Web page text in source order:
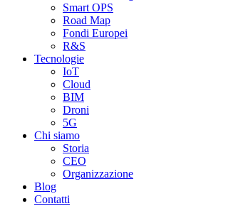
Smart OPS
Road Map
Fondi Europei
R&S
Tecnologie
IoT
Cloud
BIM
Droni
5G
Chi siamo
Storia
CEO
Organizzazione
Blog
Contatti